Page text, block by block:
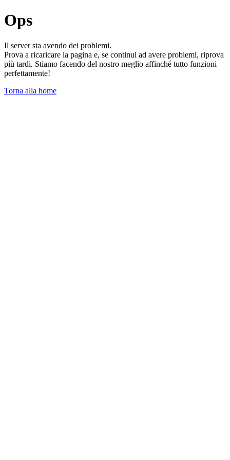
Ops
Il server sta avendo dei problemi.
Prova a ricaricare la pagina e, se continui ad avere problemi, riprova
più tardi. Stiamo facendo del nostro meglio affinché tutto funzioni
perfettamente!
Torna alla home